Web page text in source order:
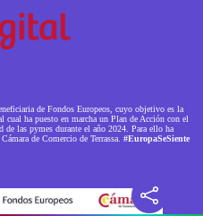
de Fondos Europeos, cuyo objetivo es la
ha puesto en marcha un Plan de Acción con el
las pymes durante el año 2024. Para ello ha
de Comercio de Terrassa. #EuropaSeSiente